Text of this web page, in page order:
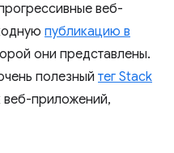
веб-
публикацию в
они представлены.
полезный тег Stack
веб-приложений,